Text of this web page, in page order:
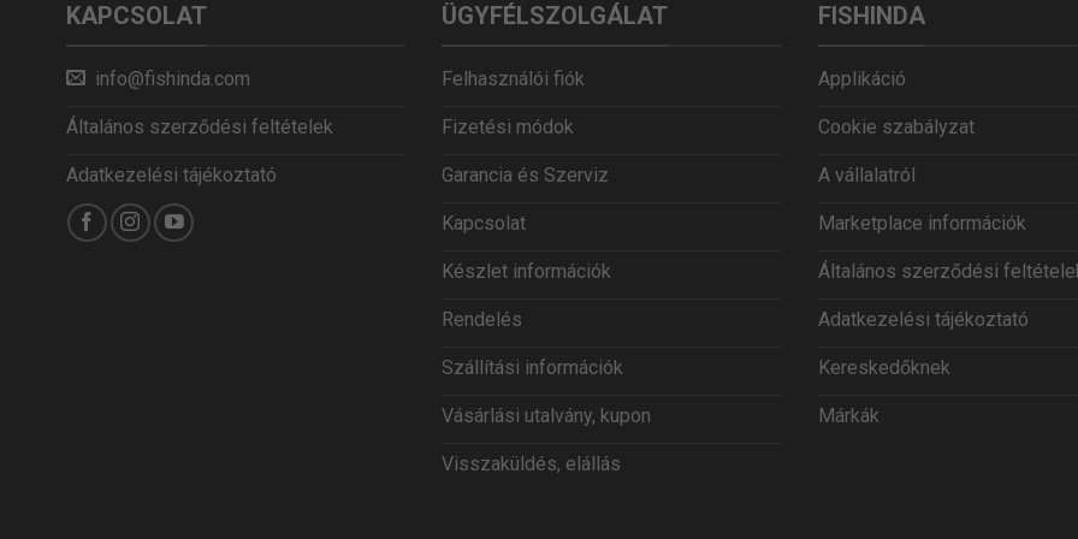
KAPCSOLAT
info@fishinda.com
Általános szerződési feltételek
Adatkezelési tájékoztató
ÜGYFÉLSZOLGÁLAT
Felhasználói fiók
Fizetési módok
Garancia és Szerviz
Kapcsolat
Készlet információk
Rendelés
Szállítási információk
Vásárlási utalvány, kupon
Visszaküldés, elállás
FISHINDA
Applikáció
Cookie szabályzat
A vállalatról
Marketplace információk
Általános szerződési
Adatkezelési tájékoztató
Kereskedőknek
Márkák